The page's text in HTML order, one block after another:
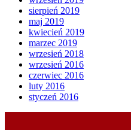
sierpień 2019
maj 2019
kwiecień 2019
marzec 2019
wrzesień 2018
wrzesień 2016
czerwiec 2016
luty 2016
styczeń 2016